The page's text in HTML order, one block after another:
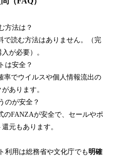
方法は？
で読む方法はありません。（完
が必要）。
は安全？
率でウイルスや個人情報流出の
があります。
のが安全？
のFANZAが安全で、セールやポ
元もあります。
利用は総務省や文化庁でも 明確